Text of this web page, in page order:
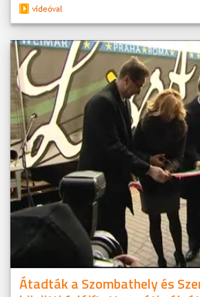
Átadták a Szombathely és